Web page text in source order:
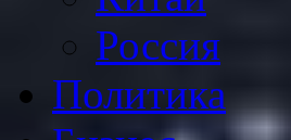
Россия
Политика